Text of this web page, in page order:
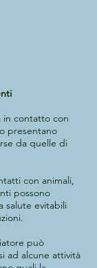
in contatto con
presentano
da quelle di
con animali,
possono
salute evitabili
può
ad alcune attività